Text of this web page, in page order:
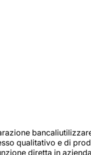
qualitativo e di
diretta in